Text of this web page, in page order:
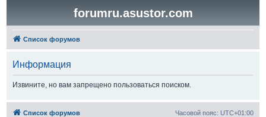
forumru.asustor.com
Список форумов
Информация
Извините, но вам запрещено пользоваться поиском.
Список форумов Часовой пояс: UTC+01:00